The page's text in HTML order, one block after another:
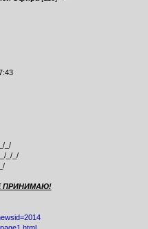
_/
_/_/
ПРИНИМАЮ!